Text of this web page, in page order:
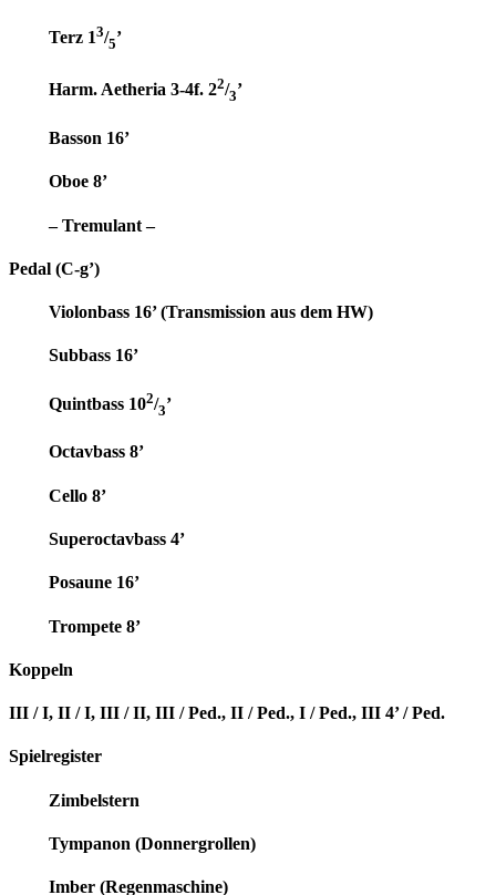
Terz 13/5’
Harm. Aetheria 3-4f. 22/3’
Basson 16’
Oboe 8’
– Tremulant –
Pedal (C-g’)
Violonbass 16’ (Transmission aus dem HW)
Subbass 16’
Quintbass 102/3’
Octavbass 8’
Cello 8’
Superoctavbass 4’
Posaune 16’
Trompete 8’
Koppeln
III / I, II / I, III / II, III / Ped., II / Ped., I / Ped., III 4’ / Ped.
Spielregister
Zimbelstern
Tympanon (Donnergrollen)
Imber (Regenmaschine)